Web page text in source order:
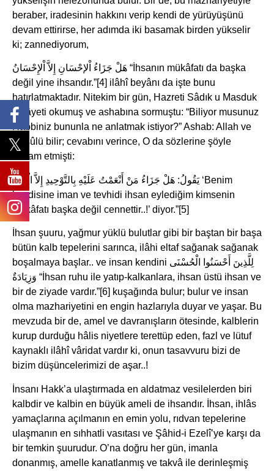
beraber, iradesinin hakkını verip kendi de yürüyüşünü
devam ettirirse, her adımda iki basamak birden yükselir
ki; zannediyorum,
هَلْ جَزَاءُ اْلإحْسَانِ إِلاَّ اْلإِحْسَانُ “İhsanın mükâfatı da başka
değil yine ihsandır.”[4] ilâhî beyânı da işte bunu
hatırlatmaktadır. Nitekim bir gün, Hazreti Sâdık u Masduk
bu âyeti okumuş ve ashabına sormuştu: “Biliyor musunuz
Rabbiniz bununla ne anlatmak istiyor?” Ashab: Allah ve
Resûlü bilir; cevabını verince, O da sözlerine şöyle
devam etmişti:
يَقُولُ: هَلْ جَزَاءُ مَنْ أَنْعَمْتُ عَلَيْهِ بِالتَّوْحِيدِ إِلاَّ الْجَنَّةُ ‘Benim
kendisine iman ve tevhidi ihsan eylediğim kimsenin
mükâfatı başka değil cennettir..!’ diyor.”[5]
İhsan şuuru, yağmur yüklü bulutlar gibi bir baştan bir başa
bütün kalb tepelerini sarınca, ilâhi eltaf sağanak sağanak
boşalmaya başlar.. ve insan kendini لِلَّذِينَ أَحْسَنُوا الْحُسْنَى
وَزِيَادَةٌ “İhsan ruhu ile yatıp-kalkanlara, ihsan üstü ihsan ve
bir de ziyade vardır.”[6] kuşağında bulur; bulur ve insan
olma mazhariyetini en engin hazlarıyla duyar ve yaşar. Bu
mevzuda bir de, amel ve davranışların ötesinde, kalblerin
kurup durduğu hâlis niyetlere terettüp eden, fazl ve lütuf
kaynaklı ilâhî vâridat vardır ki, onun tasavvuru bizi de
bizim düşüncelerimizi de aşar..!
İnsanı Hakk’a ulaştırmada en aldatmaz vesilelerden biri
kalbdir ve kalbin en büyük ameli de ihsandır. İhsan, ihlâs
yamaçlarına açılmanın en emin yolu, rıdvan tepelerine
ulaşmanın en sıhhatli vasıtası ve Şâhid-i Ezelî’ye karşı da
bir temkin şuurudur. O’na doğru her gün, imanla
donanmış, amelle kanatlanmış ve takvâ ile derinleşmiş